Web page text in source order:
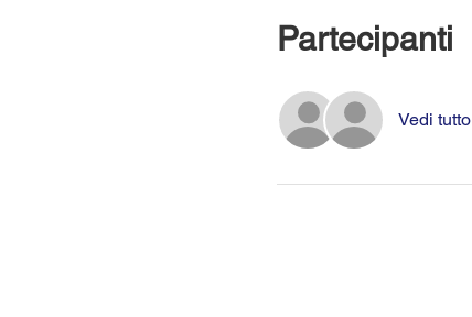
Partecipanti
Vedi tutto